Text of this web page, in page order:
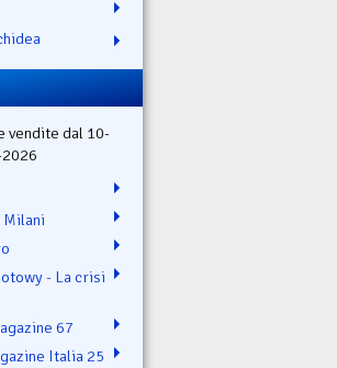
vendite dal 10-
Milani
- La crisi
67
Italia 25